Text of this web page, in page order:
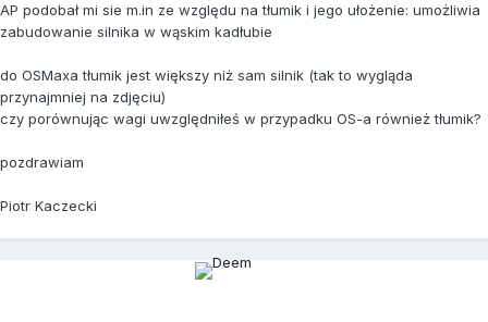
AP podobał mi sie m.in ze względu na tłumik i jego ułożenie: umożliwia
zabudowanie silnika w wąskim kadłubie
do OSMaxa tłumik jest większy niż sam silnik (tak to wygląda
przynajmniej na zdjęciu)
czy porównując wagi uwzględniłeś w przypadku OS-a również tłumik?
pozdrawiam
Piotr Kaczecki